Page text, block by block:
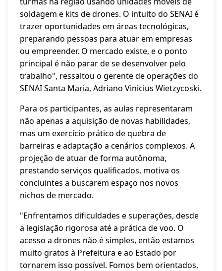
soldagem e kits de drones. O intuito do SENAI é
trazer oportunidades em áreas tecnológicas,
preparando pessoas para atuar em empresas
ou empreender. O mercado existe, e o ponto
principal é não parar de se desenvolver pelo
trabalho", ressaltou o gerente de operações do
SENAI Santa Maria, Adriano Vinicius Wietzycoski.
Para os participantes, as aulas representaram
não apenas a aquisição de novas habilidades,
mas um exercício prático de quebra de
barreiras e adaptação a cenários complexos. A
projeção de atuar de forma autônoma,
prestando serviços qualificados, motiva os
concluintes a buscarem espaço nos novos
nichos de mercado.
"Enfrentamos dificuldades e superações, desde
a legislação rigorosa até a prática de voo. O
acesso a drones não é simples, então estamos
muito gratos à Prefeitura e ao Estado por
tornarem isso possível. Fomos bem orientados,